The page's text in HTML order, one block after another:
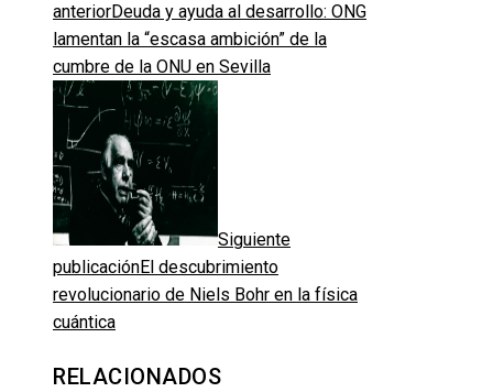
anteriorDeuda y ayuda al desarrollo: ONG
lamentan la “escasa ambición” de la
cumbre de la ONU en Sevilla
Siguiente
publicaciónEl descubrimiento
revolucionario de Niels Bohr en la física
cuántica
RELACIONADOS